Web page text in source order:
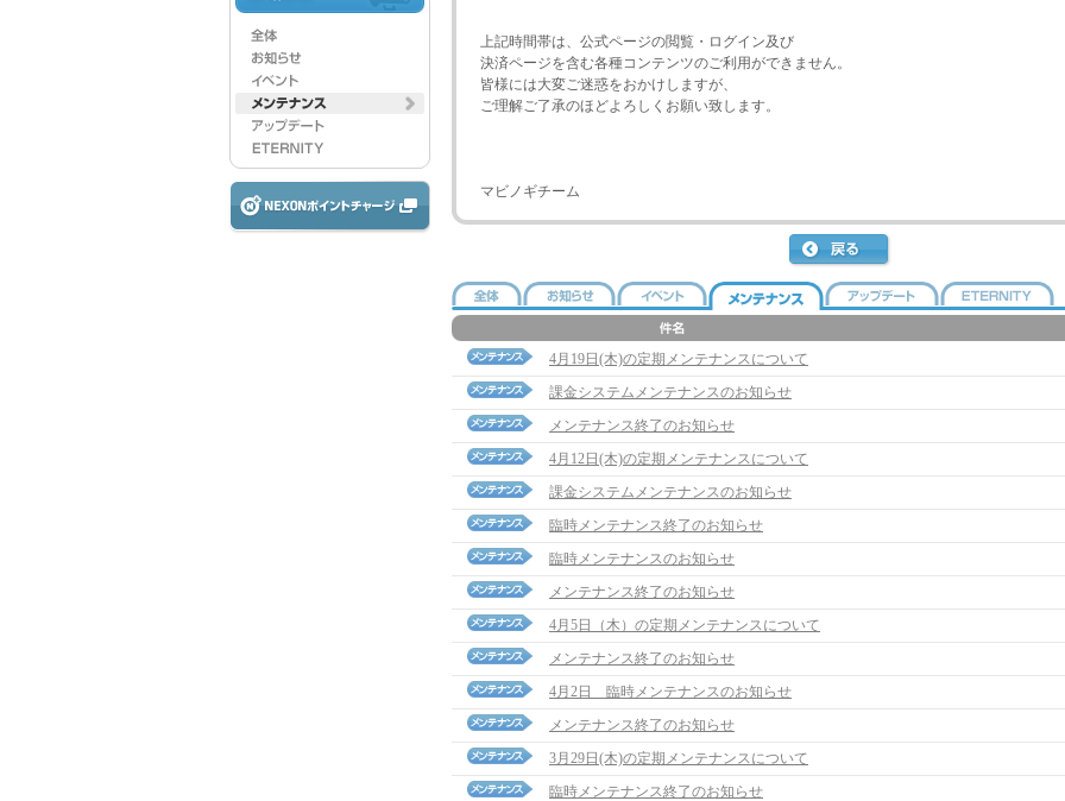
上記時間帯は、公式ページの閲覧・ログイン及び
決済ページを含む各種コンテンツのご利用ができません。
皆様には大変ご迷惑をおかけしますが、
ご理解ご了承のほどよろしくお願い致します。
マビノギチーム
4月19日(木)の定期メンテナンスについて
課金システムメンテナンスのお知らせ
メンテナンス終了のお知らせ
4月12日(木)の定期メンテナンスについて
課金システムメンテナンスのお知らせ
臨時メンテナンス終了のお知らせ
臨時メンテナンスのお知らせ
メンテナンス終了のお知らせ
4月5日（木）の定期メンテナンスについて
メンテナンス終了のお知らせ
4月2日 臨時メンテナンスのお知らせ
メンテナンス終了のお知らせ
3月29日(木)の定期メンテナンスについて
臨時メンテナンス終了のお知らせ